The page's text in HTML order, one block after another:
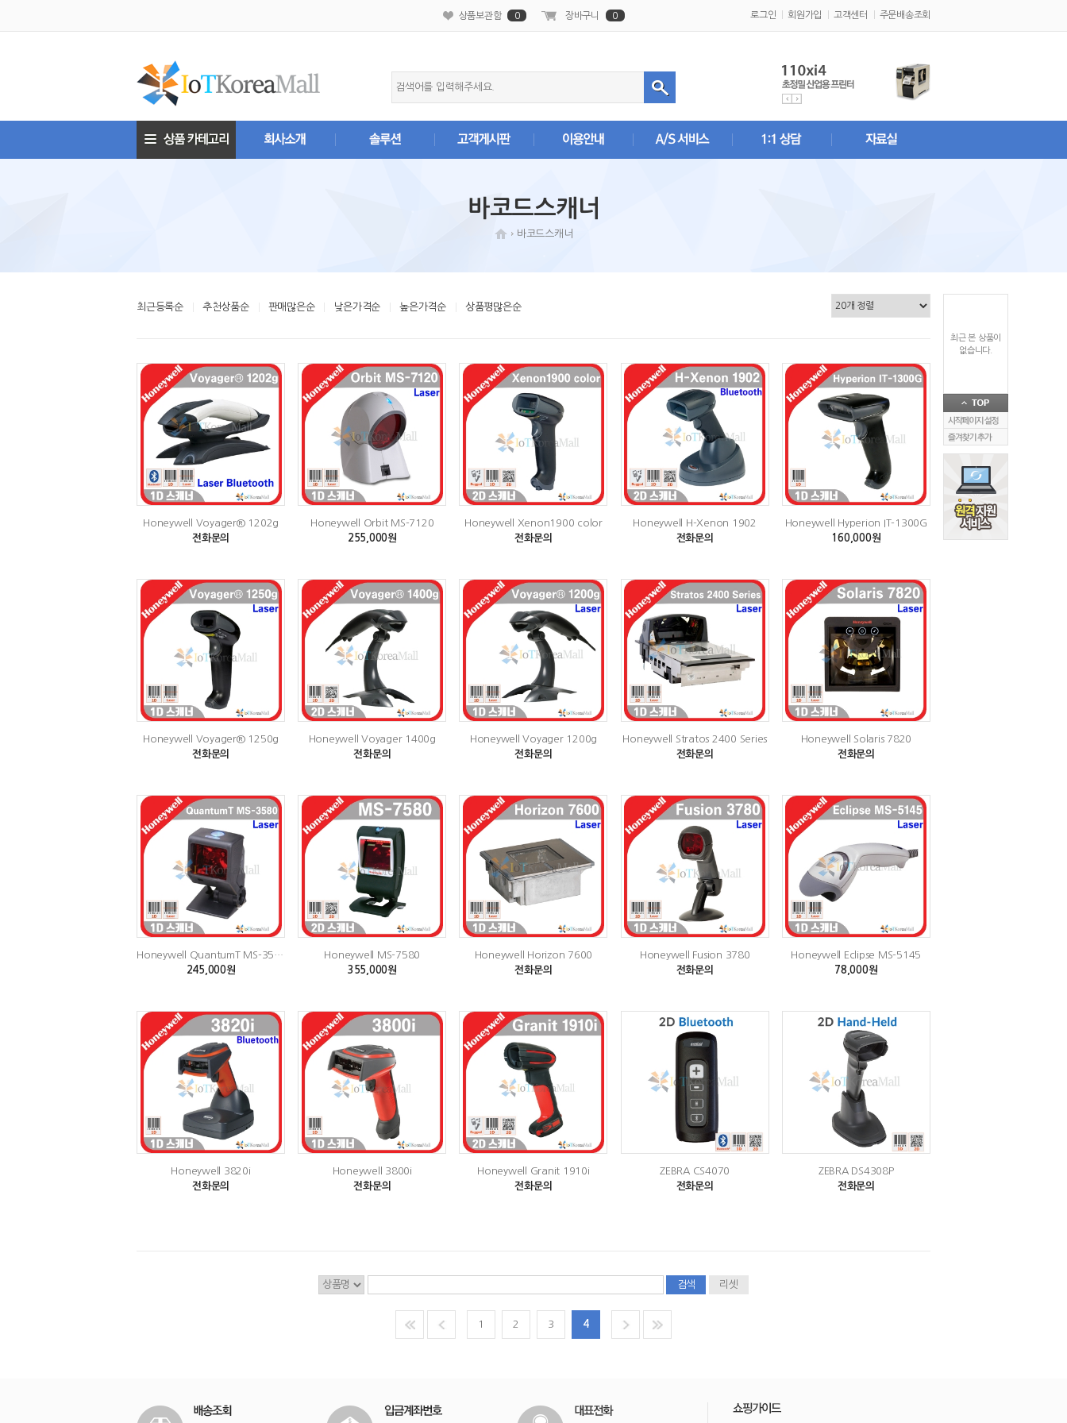
본문 바로가기
상품보관함 0 장바구니 0 로그인 회원가입 고객센터 주문배송조회
바코드스캐너
바코드스캐너
최근등록순 추천상품순 판매많은순 낮은가격순 높은가격순 상품평많은순
Honeywell Voyager® 1202g
전화문의
Honeywell Orbit MS-7120
255,000원
Honeywell Xenon1900 color
전화문의
Honeywell H-Xenon 1902
전화문의
Honeywell Hyperion IT-1300G
160,000원
Honeywell Voyager® 1250g
전화문의
Honeywell Voyager 1400g
전화문의
Honeywell Voyager 1200g
전화문의
Honeywell Stratos 2400 Series
전화문의
Honeywell Solaris 7820
전화문의
Honeywell QuantumT MS-3580
245,000원
Honeywell MS-7580
355,000원
Honeywell Horizon 7600
전화문의
Honeywell Fusion 3780
전화문의
Honeywell Eclipse MS-5145
78,000원
Honeywell 3820i
전화문의
Honeywell 3800i
전화문의
Honeywell Granit 1910i
전화문의
ZEBRA CS4070
전화문의
ZEBRA DS4308P
전화문의
1 2 3 4
최근 본 상품이
없습니다.